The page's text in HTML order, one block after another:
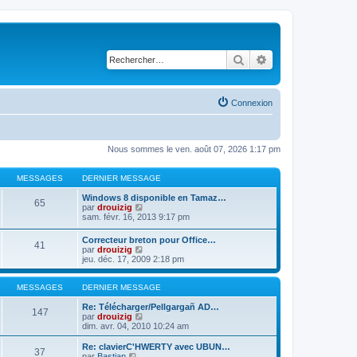
Rechercher
Connexion
Nous sommes le ven. août 07, 2026 1:17 pm
MESSAGES DERNIER MESSAGE
65
Windows 8 disponible en Tamaz…
par drouizig
o
u
l
t
e
r
l
d
e
r
n
i
sam. févr. 16, 2013 9:17 pm
41
Correcteur breton pour Office…
par drouizig
o
n
s
u
l
t
r
l
e
jeu. déc. 17, 2009 2:18 pm
MESSAGES DERNIER MESSAGE
147
Re: Télécharger/Pellgargañ AD…
par drouizig
o
n
s
dim. avr. 04, 2010 10:24 am
37
Re: clavierC'HWERTY avec UBUN…